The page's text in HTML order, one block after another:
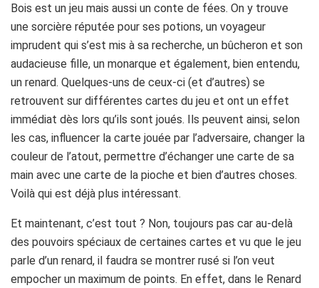
Bois est un jeu mais aussi un conte de fées. On y trouve
une sorcière réputée pour ses potions, un voyageur
imprudent qui s’est mis à sa recherche, un bûcheron et son
audacieuse fille, un monarque et également, bien entendu,
un renard. Quelques-uns de ceux-ci (et d’autres) se
retrouvent sur différentes cartes du jeu et ont un effet
immédiat dès lors qu’ils sont joués. Ils peuvent ainsi, selon
les cas, influencer la carte jouée par l’adversaire, changer la
couleur de l’atout, permettre d’échanger une carte de sa
main avec une carte de la pioche et bien d’autres choses.
Voilà qui est déjà plus intéressant.
Et maintenant, c’est tout ? Non, toujours pas car au-delà
des pouvoirs spéciaux de certaines cartes et vu que le jeu
parle d’un renard, il faudra se montrer rusé si l’on veut
empocher un maximum de points. En effet, dans le Renard